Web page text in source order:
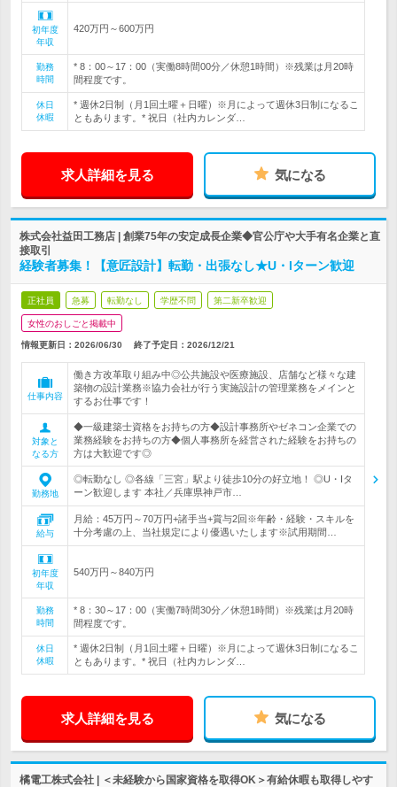
初年度
年収
420万円～600万円
勤務
時間
* 8：00～17：00（実働8時間00分／休憩1時間）※残業は月20時
間程度です。
休日
休暇
* 週休2日制（月1回土曜＋日曜）※月によって週休3日制になるこ
ともあります。* 祝日（社内カレンダ…
求人詳細を見る 気になる
株式会社益田工務店 | 創業75年の安定成長企業◆官公庁や大手有名企業と直
接取引
経験者募集！【意匠設計】転勤・出張なし★U・Iターン歓迎
正社員 急募 転勤なし 学歴不問 第二新卒歓迎
女性のおしごと掲載中
情報更新日：2026/06/30 終了予定日： 2026/12/21
仕事内容
働き方改革取り組み中◎公共施設や医療施設、店舗など様々な建
築物の設計業務※協力会社が行う実施設計の管理業務をメインと
するお仕事です！
対象と
なる方
◆一級建築士資格をお持ちの方◆設計事務所やゼネコン企業での
業務経験をお持ちの方◆個人事務所を経営された経験をお持ちの
方は大歓迎です◎
勤務地
◎転勤なし ◎各線「三宮」駅より徒歩10分の好立地！ ◎U・Iタ
ーン歓迎します 本社／兵庫県神戸市…
給与
月給：45万円～70万円+諸手当+賞与2回※年齢・経験・スキルを
十分考慮の上、当社規定により優遇いたします※試用期間…
初年度
年収
540万円～840万円
勤務
時間
* 8：30～17：00（実働7時間30分／休憩1時間）※残業は月20時
間程度です。
休日
休暇
* 週休2日制（月1回土曜＋日曜）※月によって週休3日制になるこ
ともあります。* 祝日（社内カレンダ…
求人詳細を見る 気になる
橘電工株式会社 | ＜未経験から国家資格を取得OK＞有給休暇も取得しやす